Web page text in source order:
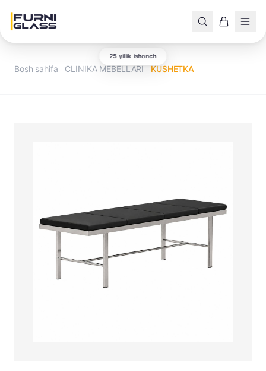
25 yillik ishonch
Bosh sahifa CLINIKA MEBELLARI KUSHETKA